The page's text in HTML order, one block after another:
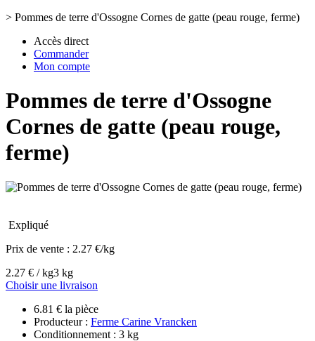
> Pommes de terre d'Ossogne Cornes de gatte (peau rouge, ferme)
Accès direct
Commander
Mon compte
Pommes de terre d'Ossogne
Cornes de gatte (peau rouge,
ferme)
Expliqué
Prix de vente : 2.27 €/kg
2.27 € / kg3 kg
Choisir une livraison
6.81 € la pièce
Producteur : Ferme Carine Vrancken
Conditionnement : 3 kg